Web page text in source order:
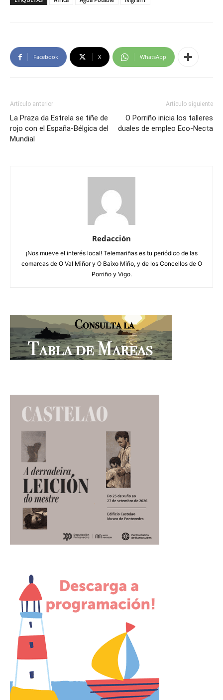
Facebook X WhatsApp
Artículo anterior
La Praza da Estrela se tiñe de
rojo con el España-Bélgica del
Mundial
Artículo siguiente
O Porriño inicia los talleres
duales de empleo Eco-Necta
Redacción
¡Nos mueve el interés local! Telemariñas es tu periódico de las
comarcas de O Val Miñor y O Baixo Miño, y de los Concellos de O
Porriño y Vigo.